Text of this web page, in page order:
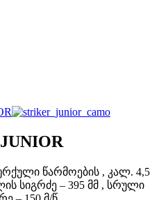
წარმოების , კალ. 4,5
სიგრძე – 395 მმ , სრული